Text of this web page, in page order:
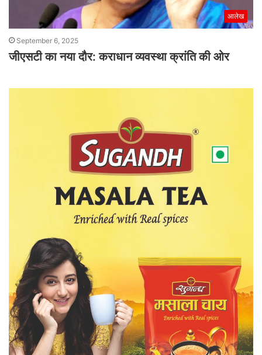
आलेख
September 6, 2025
जीएसटी का नया दौर: कराधान व्यवस्था क्रांति की ओर